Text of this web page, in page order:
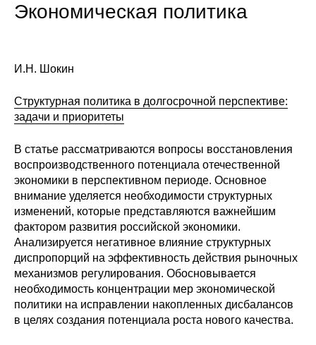
Сотрудники
Материалы для СМИ
Публикации
Научная жизнь
Издания
Проблемы прогнозирования
О журнале
Номера журналов
Экономическая политика
И.Н. Шокин
Структурная политика в долгосрочной перспективе:
задачи и приоритеты
В статье рассматриваются вопросы восстановления
воспроизводственного потенциала отечественной
экономики в перспективном периоде. Основное
внимание уделяется необходимости структурных
изменений, которые представляются важнейшим
фактором развития российской экономики.
Анализируется негативное влияние структурных
диспропорций на эффективность действия рыночных
механизмов регулирования. Обосновывается
необходимость концентрации мер экономической
политики на исправлении накопленных дисбалансов
в целях создания потенциала роста нового качества.